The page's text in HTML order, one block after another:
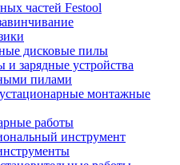
частей Festool
дисковые пилы
и зарядные устройства
пилами
монтажные
работы
инструмент